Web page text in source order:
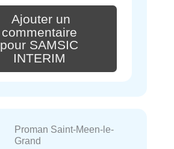
Ajouter un
commentaire
pour SAMSIC
INTERIM
Proman Saint-Meen-le-
Grand